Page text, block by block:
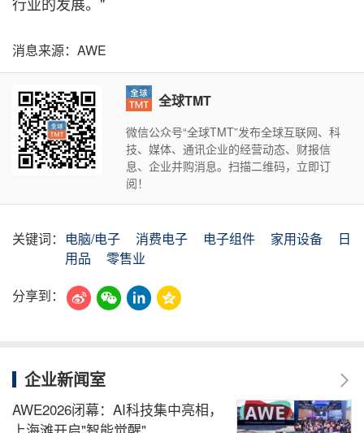
消息来源：AWE
全球TMT
微信公众号“全球TMT”发布全球互联网、科
技、媒体、通讯企业的经营动态、财报信
息、企业并购消息。扫描二维码，立即订
阅！
关键词： 电脑/电子 消费电子 电子组件 家用设备
日
用品
零售业
分享到：
企业新闻室
AWE2026闭幕：AI科技集中亮相，